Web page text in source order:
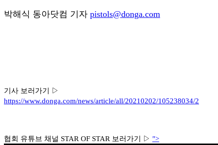
박해식 동아닷컴 기자 pistols@donga.com
기사 보러가기 ▷
https://www.donga.com/news/article/all/20210202/105238034/2
협회 유튜브 채널 STAR OF STAR 보러가기 ▷ ">